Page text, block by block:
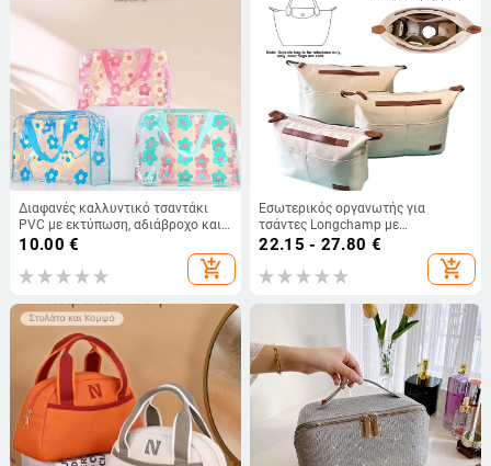
Διαφανές καλλυντικό τσαντάκι
PVC με εκτύπωση, αδιάβροχο και
φορητό, με μεγάλη χωρητικότητα
περιποίησης – κατάλληλο για
10.00 €
add_shopping_cart
Εσωτερικός οργανωτής για
τσάντες Longchamp με
διαχωριστικά και αλυσίδα
22.15 - 27.80 €
add_shopping_cart